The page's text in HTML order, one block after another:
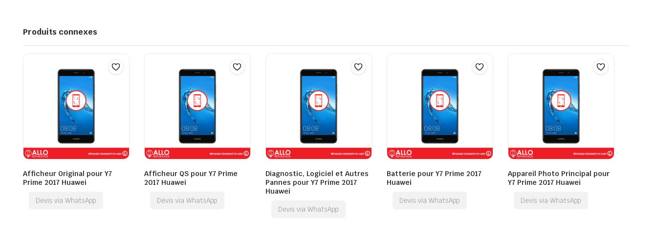
Produits connexes
Afficheur Original pour Y7
Prime 2017 Huawei
Devis via WhatsApp
Afficheur QS pour Y7 Prime
2017 Huawei
Devis via WhatsApp
Diagnostic, Logiciel et Autres
Pannes pour Y7 Prime 2017
Huawei
Devis via WhatsApp
Batterie pour Y7 Prime 2017
Huawei
Devis via WhatsApp
Appareil Photo Principal pour
Y7 Prime 2017 Huawei
Devis via WhatsApp